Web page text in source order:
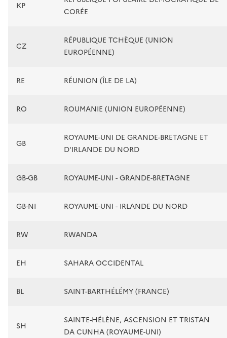
KP
CORÉE
CZ
RÉPUBLIQUE TCHÈQUE (UNION
EUROPÉENNE)
RE RÉUNION (ÎLE DE LA)
RO ROUMANIE (UNION EUROPÉENNE)
GB
ROYAUME-UNI DE GRANDE-BRETAGNE ET
D'IRLANDE DU NORD
GB-GB ROYAUME-UNI - GRANDE-BRETAGNE
GB-NI ROYAUME-UNI - IRLANDE DU NORD
RW RWANDA
EH SAHARA OCCIDENTAL
BL SAINT-BARTHÉLÉMY (FRANCE)
SH
SAINTE-HÉLÈNE, ASCENSION ET TRISTAN
DA CUNHA (ROYAUME-UNI)